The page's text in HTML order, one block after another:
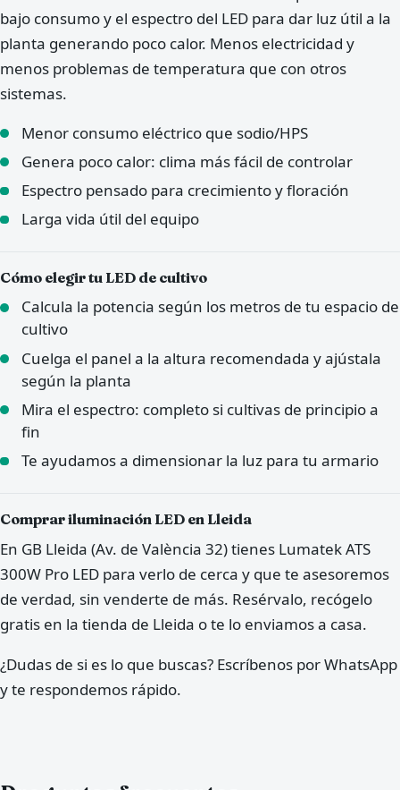
bajo consumo y el espectro del LED para dar luz útil a la
planta generando poco calor. Menos electricidad y
menos problemas de temperatura que con otros
sistemas.
Menor consumo eléctrico que sodio/HPS
Genera poco calor: clima más fácil de controlar
Espectro pensado para crecimiento y floración
Larga vida útil del equipo
Cómo elegir tu LED de cultivo
Calcula la potencia según los metros de tu espacio de
cultivo
Cuelga el panel a la altura recomendada y ajústala
según la planta
Mira el espectro: completo si cultivas de principio a
fin
Te ayudamos a dimensionar la luz para tu armario
Comprar iluminación LED en Lleida
En GB Lleida (Av. de València 32) tienes Lumatek ATS
300W Pro LED para verlo de cerca y que te asesoremos
de verdad, sin venderte de más. Resérvalo, recógelo
gratis en la tienda de Lleida o te lo enviamos a casa.
¿Dudas de si es lo que buscas? Escríbenos por WhatsApp
y te respondemos rápido.